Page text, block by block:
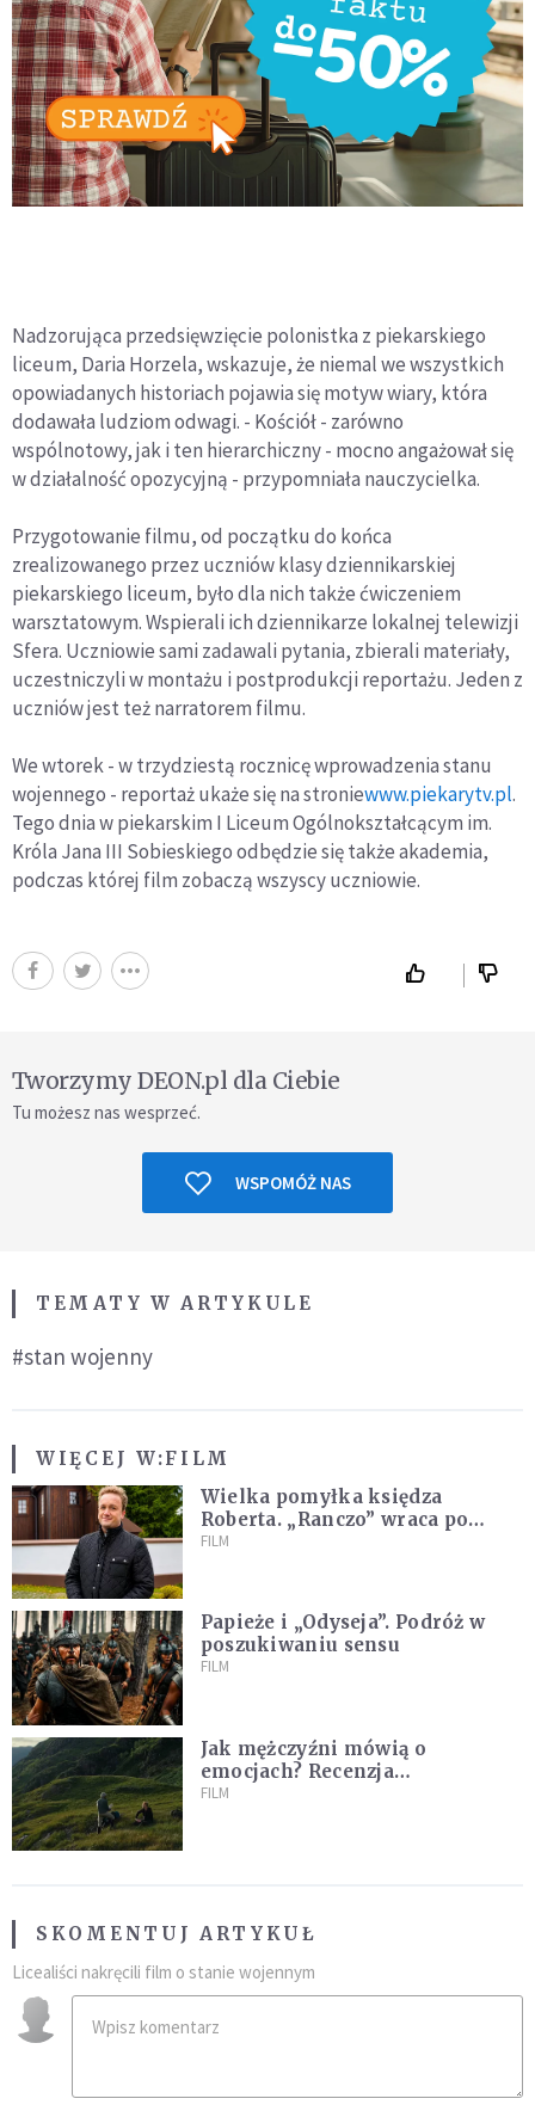
Nadzorująca przedsięwzięcie polonistka z piekarskiego
liceum, Daria Horzela, wskazuje, że niemal we wszystkich
opowiadanych historiach pojawia się motyw wiary, która
dodawała ludziom odwagi. - Kościół - zarówno
wspólnotowy, jak i ten hierarchiczny - mocno angażował się
w działalność opozycyjną - przypomniała nauczycielka.
Przygotowanie filmu, od początku do końca
zrealizowanego przez uczniów klasy dziennikarskiej
piekarskiego liceum, było dla nich także ćwiczeniem
warsztatowym. Wspierali ich dziennikarze lokalnej telewizji
Sfera. Uczniowie sami zadawali pytania, zbierali materiały,
uczestniczyli w montażu i postprodukcji reportażu. Jeden z
uczniów jest też narratorem filmu.
We wtorek - w trzydziestą rocznicę wprowadzenia stanu
wojennego - reportaż ukaże się na stroniewww.piekarytv.pl.
Tego dnia w piekarskim I Liceum Ogólnokształcącym im.
Króla Jana III Sobieskiego odbędzie się także akademia,
podczas której film zobaczą wszyscy uczniowie.
Tworzymy DEON.pl dla Ciebie
Tu możesz nas wesprzeć.
WSPOMÓŻ NAS
TEMATY W ARTYKULE
#stan wojenny
WIĘCEJ W:FILM
Wielka pomyłka księdza
Roberta. „Ranczo” wraca po
latach
FILM
Papieże i „Odyseja”. Podróż w
poszukiwaniu sensu
FILM
Jak mężczyźni mówią o
emocjach? Recenzja
najnowszego filmu Barta
FILM
SKOMENTUJ ARTYKUŁ
Licealiści nakręcili film o stanie wojennym